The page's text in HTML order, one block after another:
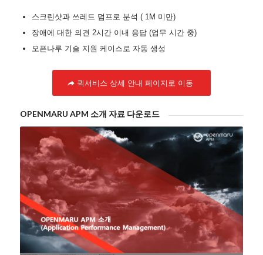
스크린샷과 쓰레드 덤프로 분석 ( 1M 미만)
장애에 대한 의견 2시간 이내 응답 (업무 시간 중)
오픈나루 기술 지원 케이스로 자동 생성
퀵서비스 상세 안내 페이지로 이동
OPENMARU APM 소개 자료 다운로드